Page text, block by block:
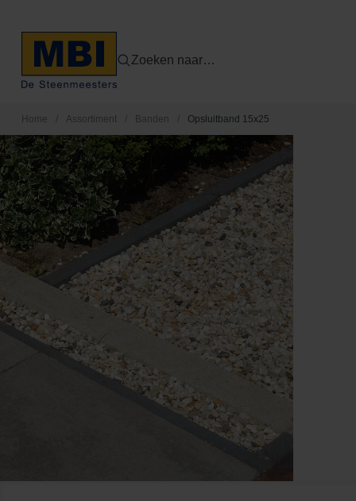
Zoeken naar…
Home / Assortiment / Banden / Opsluitband 15x25